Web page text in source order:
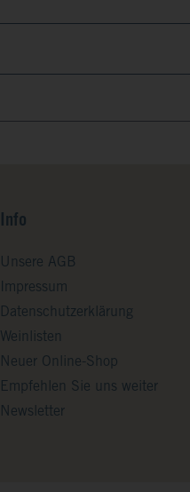
Info
Unsere AGB
Impressum
Datenschutzerklärung
Weinlisten
Neuer Online-Shop
Empfehlen Sie uns weiter
Newsletter